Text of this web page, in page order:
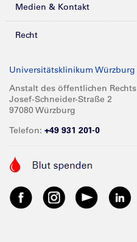
Kliniken & Zentren
Forschung
Karriere
Medien & Kontakt
Presse
Glossar
Spenden
Anreise
Recht
Compliance
Impressum
Barrierefreiheit
Universitätsklinikum Würzburg
Anstalt des öffentlichen Rechts
Josef-Schneider-Straße 2
97080 Würzburg
Telefon: +49 931 201-0